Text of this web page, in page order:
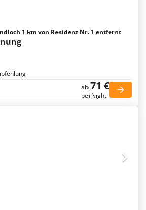
1 km von Residenz Nr. 1 entfernt
ab71 €
perNight